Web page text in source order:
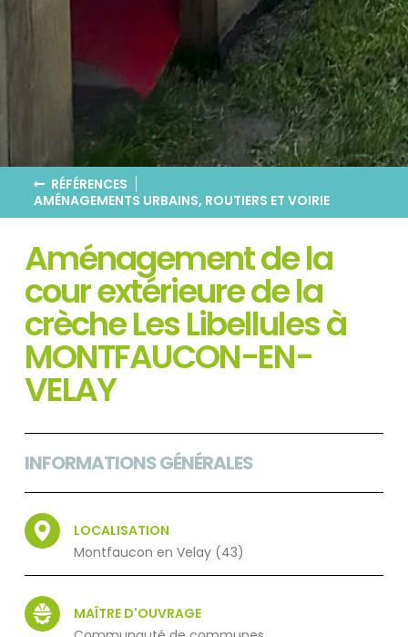
RÉFÉRENCES
AMÉNAGEMENTS URBAINS, ROUTIERS ET VOIRIE
Aménagement de la
cour extérieure de la
crèche Les Libellules à
MONTFAUCON-EN-
VELAY
INFORMATIONS GÉNÉRALES
LOCALISATION
Montfaucon en Velay (43)
MAÎTRE D'OUVRAGE